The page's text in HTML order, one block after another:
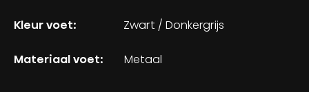
Kleur voet: Zwart / Donkergrijs
Materiaal voet: Metaal